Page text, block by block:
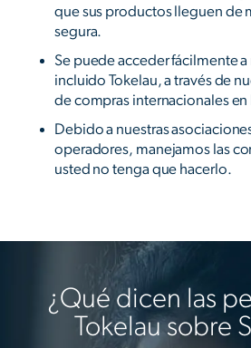
que sus productos lleguen de
segura.
Se puede acceder fácilmente
incluido Tokelau, a través de
de compras internacionales en
Debido a nuestras
operadores, manejamos las
usted no tenga que hacerlo.
¿Qué dicen las
Tokelau sobre